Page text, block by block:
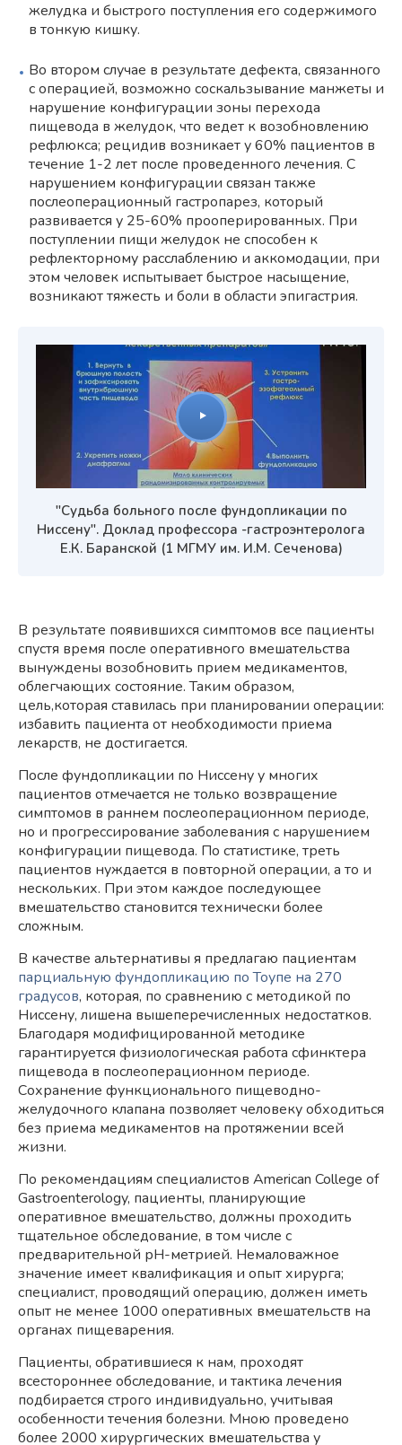
желудка и быстрого поступления его содержимого
в тонкую кишку.
Во втором случае в результате дефекта, связанного
с операцией, возможно соскальзывание манжеты и
нарушение конфигурации зоны перехода
пищевода в желудок, что ведет к возобновлению
рефлюкса; рецидив возникает у 60% пациентов в
течение 1-2 лет после проведенного лечения. С
нарушением конфигурации связан также
послеоперационный гастропарез, который
развивается у 25-60% прооперированных. При
поступлении пищи желудок не способен к
рефлекторному расслаблению и аккомодации, при
этом человек испытывает быстрое насыщение,
возникают тяжесть и боли в области эпигастрия.
"Судьба больного после фундопликации по
Ниссену". Доклад профессора -гастроэнтеролога
Е.К. Баранской (1 МГМУ им. И.М. Сеченова)
В результате появившихся симптомов все пациенты
спустя время после оперативного вмешательства
вынуждены возобновить прием медикаментов,
облегчающих состояние. Таким образом,
цель,которая ставилась при планировании операции:
избавить пациента от необходимости приема
лекарств, не достигается.
После фундопликации по Ниссену у многих
пациентов отмечается не только возвращение
симптомов в раннем послеоперационном периоде,
но и прогрессирование заболевания с нарушением
конфигурации пищевода. По статистике, треть
пациентов нуждается в повторной операции, а то и
нескольких. При этом каждое последующее
вмешательство становится технически более
сложным.
В качестве альтернативы я предлагаю пациентам
парциальную фундопликацию по Тоупе на 270
градусов, которая, по сравнению с методикой по
Ниссену, лишена вышеперечисленных недостатков.
Благодаря модифицированной методике
гарантируется физиологическая работа сфинктера
пищевода в послеоперационном периоде.
Сохранение функционального пищеводно-
желудочного клапана позволяет человеку обходиться
без приема медикаментов на протяжении всей
жизни.
По рекомендациям специалистов American College of
Gastroenterology, пациенты, планирующие
оперативное вмешательство, должны проходить
тщательное обследование, в том числе с
предварительной рН-метрией. Немаловажное
значение имеет квалификация и опыт хирурга;
специалист, проводящий операцию, должен иметь
опыт не менее 1000 оперативных вмешательств на
органах пищеварения.
Пациенты, обратившиеся к нам, проходят
всестороннее обследование, и тактика лечения
подбирается строго индивидуально, учитывая
особенности течения болезни. Мною проведено
более 2000 хирургических вмешательства у